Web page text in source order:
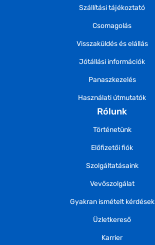
Szállítási tájékoztató
Csomagolás
Visszaküldés és elállás
Jótállási információk
Panaszkezelés
Használati útmutatók
Rólunk
Történetünk
Előfizetői fiók
Szolgáltatásaink
Vevőszolgálat
Gyakran ismételt kérdések
Üzletkereső
Karrier